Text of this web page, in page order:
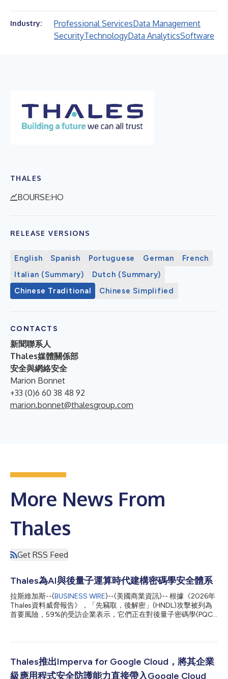
Industry: Professional ServicesData Management
SecurityTechnologyData AnalyticsSoftware
THALES
BOURSE:HO
RELEASE VERSIONS
English Spanish Portuguese German
French
Italian (Summary)
Dutch (Summary)
Chinese Traditional
Chinese Simplified
CONTACTS
新聞聯系人
Thales媒體關係部
安全與網絡安全
Marion Bonnet
+33 (0)6 60 38 48 92
marion.bonnet@thalesgroup.com
More News From
Thales
Get RSS Feed
Thales為AI與後量子運算時代建構密碼學安全體系
拉斯維加斯--(BUSINESS WIRE)--(美國商業資訊)-- 根據《2026年
Thales資料威脅報告》，「先竊取，後解密」(HNDL)攻擊被列為
首要風險，59%的受訪企業表示，它們正在對後量子密碼學(PQC)
Thales今日宣布推出其下一代硬體安全模組——Luna 8。Luna 8
能、可擴充性和速度，安全地儲存、保護和管理加密金鑰。 隨著
企業面臨新興量子威脅、不斷擴充的AI工作負載以及日益嚴格的法
Thales推出Imperva for Google Cloud，將其企業
級應用程式安全防護能力直接帶入Google Cloud